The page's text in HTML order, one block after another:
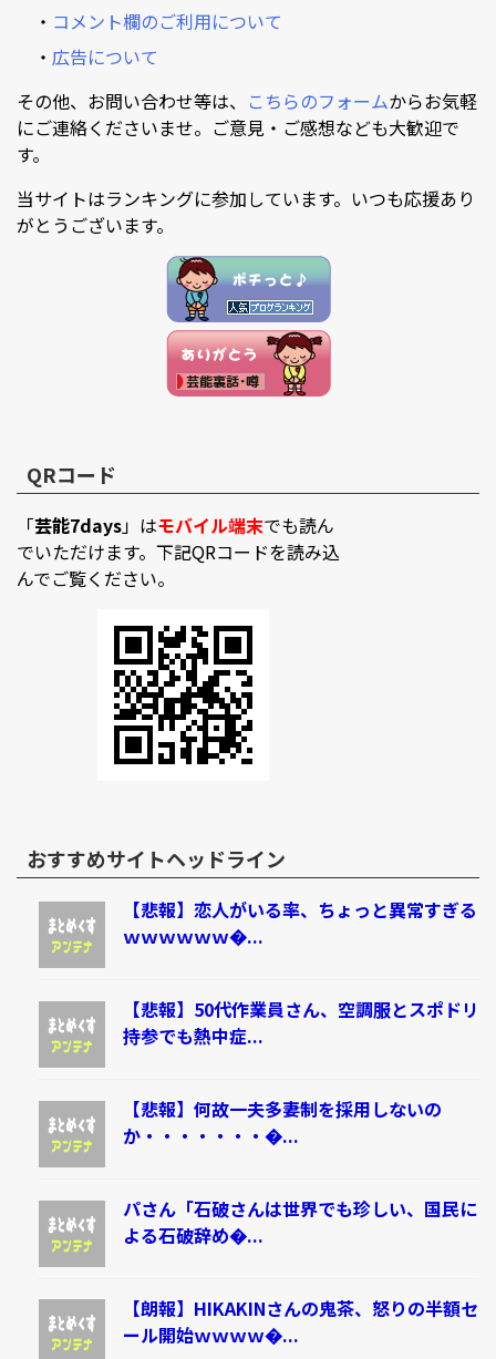
・ コメント欄のご利用について
・ 広告について
その他、お問い合わせ等は、 こちらのフォームからお気軽
にご連絡くださいませ。ご意見・ご感想なども大歓迎で
す。
当サイトはランキングに参加しています。いつも応援あり
がとうございます。
QRコード
「芸能7days」はモバイル端末でも読ん
でいただけます。下記QRコードを読み込
んでご覧ください。
おすすめサイトヘッドライン
【悲報】恋人がいる率、ちょっと異常すぎる
ｗｗｗｗｗｗ�...
【悲報】50代作業員さん、空調服とスポドリ
持参でも熱中症...
【悲報】何故一夫多妻制を採用しないの
か・・・・・・・�...
パさん「石破さんは世界でも珍しい、国民に
よる石破辞め�...
【朗報】HIKAKINさんの鬼茶、怒りの半額セ
ール開始ｗｗｗｗ�...